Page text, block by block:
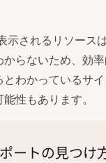
示されるリソース
からないため、効
とわかっているサ
性もあります。
ートの見つけ